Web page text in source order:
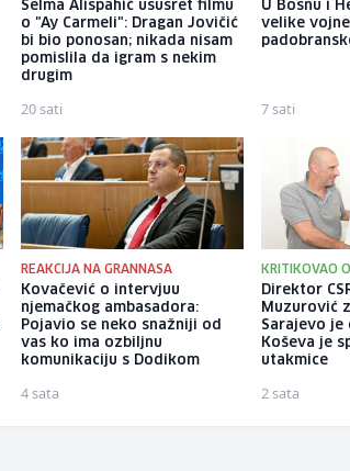
Selma Alispahić ususret filmu
o "Ay Carmeli": Dragan Jovičić
bi bio ponosan; nikada nisam
pomislila da igram s nekim
drugim
20 sati
U Bosnu i
velike vojne
7 sati
REAKCIJA NA GRANNASA
Kovačević o intervjuu
njemačkog ambasadora:
Pojavio se neko snažniji od
vas ko ima ozbiljnu
komunikaciju s Dodikom
4 sata
KRITIKOVAO
Direktor
Muzurović
Sarajevo je
Koševa je
utakmice
2 sata